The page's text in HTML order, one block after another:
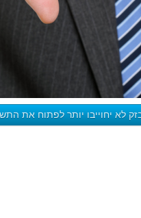
לא יחוייבו יותר לפתוח את